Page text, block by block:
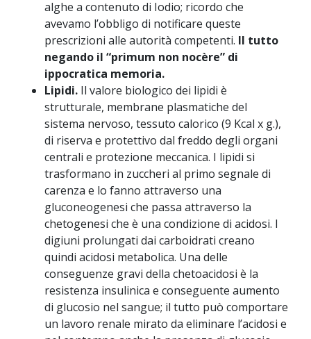
alghe a contenuto di Iodio; ricordo che
avevamo l’obbligo di notificare queste
prescrizioni alle autorità competenti. Il tutto
negando il “primum non nocère” di
ippocratica memoria.
Lipidi. Il valore biologico dei lipidi è
strutturale, membrane plasmatiche del
sistema nervoso, tessuto calorico (9 Kcal x g.),
di riserva e protettivo dal freddo degli organi
centrali e protezione meccanica. I lipidi si
trasformano in zuccheri al primo segnale di
carenza e lo fanno attraverso una
gluconeogenesi che passa attraverso la
chetogenesi che è una condizione di acidosi. I
digiuni prolungati dai carboidrati creano
quindi acidosi metabolica. Una delle
conseguenze gravi della chetoacidosi è la
resistenza insulinica e conseguente aumento
di glucosio nel sangue; il tutto può comportare
un lavoro renale mirato da eliminare l’acidosi e